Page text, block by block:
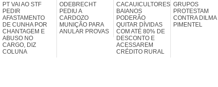
PT VAI AO STF
PEDIR
AFASTAMENTO
DE CUNHA POR
CHANTAGEM E
ABUSO NO
CARGO, DIZ
COLUNA
ODEBRECHT
PEDIU A
CARDOZO
MUNIÇÃO PARA
ANULAR PROVAS
CACAUICULTORES
BAIANOS
PODERÃO
QUITAR DÍVIDAS
COM ATÉ 80% DE
DESCONTO E
ACESSAREM
CRÉDITO RURAL
GRUPOS
PROTESTAM
CONTRA DILMA
PIMENTEL